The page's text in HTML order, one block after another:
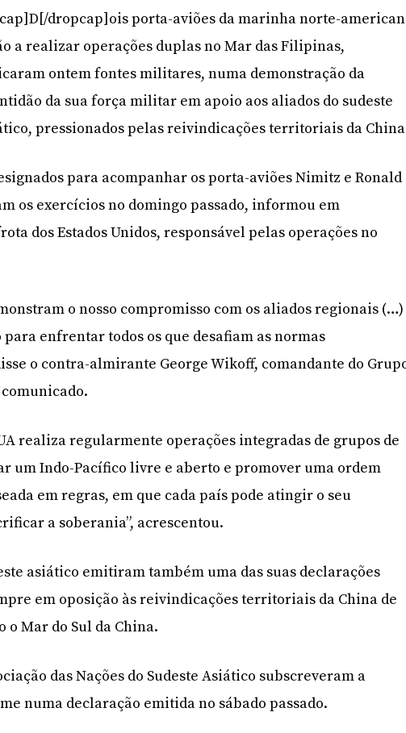
dropcap]ois porta-aviões da marinha norte-
a realizar operações duplas no Mar das Filipinas,
ontem fontes militares, numa demonstração da
da sua força militar em apoio aos aliados do sudeste
pressionados pelas reivindicações territoriais da
para acompanhar os porta-aviões Nimitz e Ronald
os exercícios no domingo passado, informou em
dos Estados Unidos, responsável pelas operações no
o nosso compromisso com os aliados regionais
enfrentar todos os que desafiam as normas
o contra-almirante George Wikoff, comandante do
realiza regularmente operações integradas de grupos de
um Indo-Pacífico livre e aberto e promover uma ordem
em regras, em que cada país pode atingir o seu
a soberania”, acrescentou.
asiático emitiram também uma das suas declarações
em oposição às reivindicações territoriais da China de
Mar do Sul da China.
das Nações do Sudeste Asiático subscreveram a
numa declaração emitida no sábado passado.